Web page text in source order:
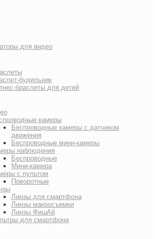
для видео
будильник
браслеты для детей
камеры
Беспроводные камеры с датчиком
движения
Беспроводные мини-камеры
наблюдения
Беспроводные
Мини-камера
с пультом
Поворотные
Линзы для смартфона
Линзы макросъемки
Линзы ФишАй
для смартфона